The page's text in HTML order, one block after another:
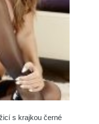
s krajkou černé